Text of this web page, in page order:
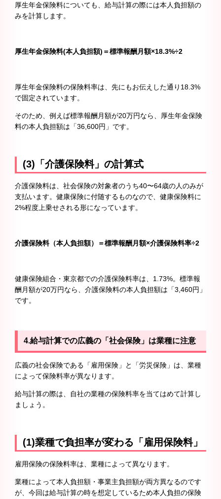
厚生年金保険料についても、給与計算の際には本人負担額の
みを計算します。
厚生年金保険料(本人負担額)＝標準報酬月額×18.3%÷2
厚生年金保険料の保険料率は、先にもお伝えした通り18.3%
で固定されています。
そのため、例えば標準報酬月額が20万円なら、厚生年金保険
料の本人負担額は「36,600円」です。
(3)「介護保険料」の計算式
介護保険料は、社会保険の対象者のうち40〜64歳の人のみが
支払います。健康保険に付随するものなので、健康保険料に
2%程度上乗せされる形になっています。
介護保険料（本人負担額）＝標準報酬月額×介護保険料率÷2
健康保険組合・東京都での介護保険料率は、1.73%。標準報
酬月額が20万円なら、介護保険料の本人負担額は「3,460円」
です。
4.給与計算での広義の「社会保険」は業種に注意
広義の社会保険である「雇用保険」と「労災保険」は、業種
によって保険料率が異なります。
給与計算の際は、自社の業種の保険料率を当てはめて計算し
ましょう。
(1)業種で負担率が変わる「雇用保険料」
雇用保険の保険料率は、業種によって異なります。
業種によって本人負担額・事業主負担額が両方異なるのです
が、今回は給与計算の時を想定しているため本人負担の保険